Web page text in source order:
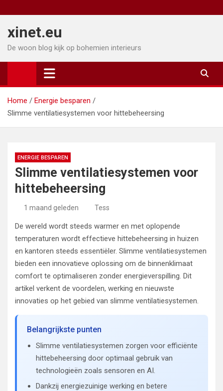
naar
inhoud
xinet.eu
De woon blog kijk op bohemien interieurs
Home
Energie besparen
Slimme ventilatiesystemen voor hittebeheersing
ENERGIE BESPAREN
Slimme ventilatiesystemen voor
hittebeheersing
1 maand geleden Tess
De wereld wordt steeds warmer en met oplopende
temperaturen wordt effectieve hittebeheersing in huizen
en kantoren steeds essentiëler. Slimme ventilatiesystemen
bieden een innovatieve oplossing om de binnenklimaat
comfort te optimaliseren zonder energieverspilling. Dit
artikel verkent de voordelen, werking en nieuwste
innovaties op het gebied van slimme ventilatiesystemen.
Belangrijkste punten
Slimme ventilatiesystemen zorgen voor efficiënte
hittebeheersing door optimaal gebruik van
technologieën zoals sensoren en AI.
Dankzij energiezuinige werking en betere